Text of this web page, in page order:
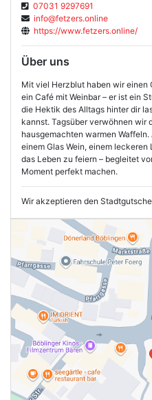
07031 9297691
info@fetzers.online
https://www.fetzers.online/
Über uns
Mit viel Herzblut haben wir einen
ein Café mit Weinbar – er ist ein
die Hektik des Alltags hinter dir
kannst. Tagsüber verwöhnen wir
hausgemachten warmen
einem Glas Wein, einem
das Leben zu feiern – begleitet
Moment perfekt machen.
Wir akzeptieren den